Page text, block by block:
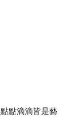
點滴滴皆是藝